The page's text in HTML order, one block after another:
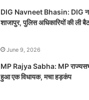
DIG Navneet Bhasin: DIG
शाजापुर, पुलिस अधिकारियों की ली
June 9, 2026
MP Rajya Sabha: MP
हुआ एक विधायक, मचा हड़कंप